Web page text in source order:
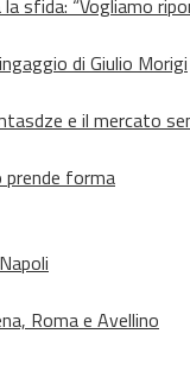
sfida: “Vogliamo
di Giulio Morigi
e il mercato
prende forma
Roma e Avellino